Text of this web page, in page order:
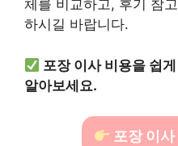
체를 비교하고, 후기 참
하시길 바랍니다.
포장 이사 비용을 쉽
알아보세요.
포장 이사